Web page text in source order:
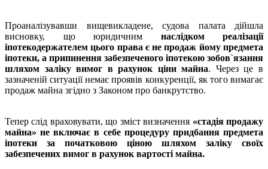
Проаналізувавши вищевикладене, судова палата дійшла
висновку, що юридичним наслідком реалізації
іпотекодержателем цього права є не продаж йому предмета
іпотеки, а припинення забезпеченого іпотекою зобов`язання
шляхом заліку вимог в рахунок ціни майна. Через це в
зазначеній ситуації немає проявів конкуренції, як того вимагає
продаж майна згідно з Законом про банкрутство.
Тепер слід враховувати, що зміст визначення «стадія продажу
майна» не включає в себе процедуру придбання предмета
іпотеки за початковою ціною шляхом заліку своїх
забезпечених вимог в рахунок вартості майна.